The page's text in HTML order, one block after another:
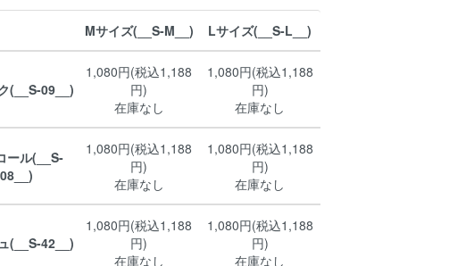
Mサイズ(__S-M__) Lサイズ(__S-L__)
(__S-09__)
1,080円(税込1,188
円)
在庫なし
1,080円(税込1,188
円)
在庫なし
ール(__S-
08__)
1,080円(税込1,188
円)
在庫なし
1,080円(税込1,188
円)
在庫なし
(__S-42__)
1,080円(税込1,188
円)
在庫なし
1,080円(税込1,188
円)
在庫なし